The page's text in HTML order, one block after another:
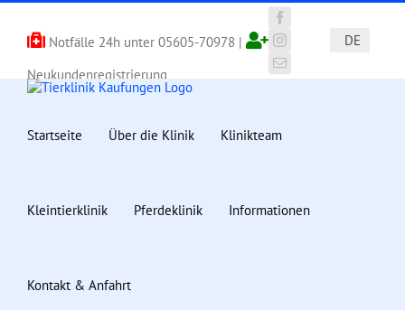
Zum
springen Notfälle 24h unter 05605-70978 |
Neukundenregistrierung
Facebook
Instagram
E-
Mail
DE
Startseite Über die Klinik Klinikteam
Kleintierklinik Pferdeklinik Informationen
Kontakt & Anfahrt